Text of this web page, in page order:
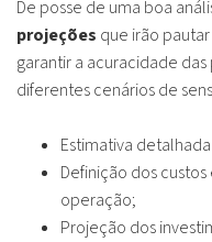
De posse de uma boa
projeções que irão
garantir a acuracidade
diferentes cenários de
Estimativa
Definição dos
operação;
Projeção dos